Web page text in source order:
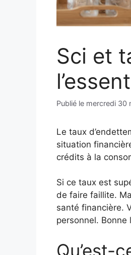
Sci et
Publié le mercredi 30
Le taux
situation
crédits à la
Si ce taux est
de faire faillite.
santé financière.
personnel. Bonne
Qu’est-